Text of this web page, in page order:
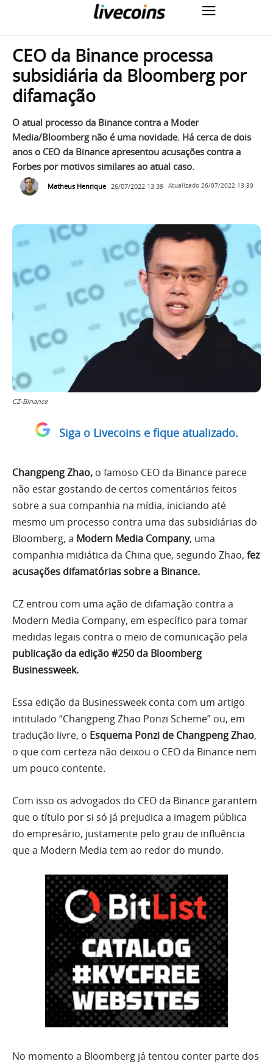
CEO da Binance processa
subsidiária da Bloomberg por
difamação
O atual processo da Binance contra a Moder
Media/Bloomberg não é uma novidade. Há cerca de dois
anos o CEO da Binance apresentou acusações contra a
Forbes por motivos similares ao atual caso.
Matheus Henrique 26/07/2022 13:39 Atualizado 26/07/2022 13:39
CZ-Binance
Siga o Livecoins e fique atualizado.
Changpeng Zhao, o famoso CEO da Binance parece
não estar gostando de certos comentários feitos
sobre a sua companhia na mídia, iniciando até
mesmo um processo contra uma das subsidiárias do
Bloomberg, a Modern Media Company, uma
companhia midiática da China que, segundo Zhao, fez
acusações difamatórias sobre a Binance.
CZ entrou com uma ação de difamação contra a
Modern Media Company, em específico para tomar
medidas legais contra o meio de comunicação pela
publicação da edição #250 da Bloomberg
Businessweek.
Essa edição da Businessweek conta com um artigo
intitulado “Changpeng Zhao Ponzi Scheme” ou, em
tradução livre, o Esquema Ponzi de Changpeng Zhao,
o que com certeza não deixou o CEO da Binance nem
um pouco contente.
Com isso os advogados do CEO da Binance garantem
que o título por si só já prejudica a imagem pública
do empresário, justamente pelo grau de influência
que a Modern Media tem ao redor do mundo.
No momento a Bloomberg já tentou conter parte dos